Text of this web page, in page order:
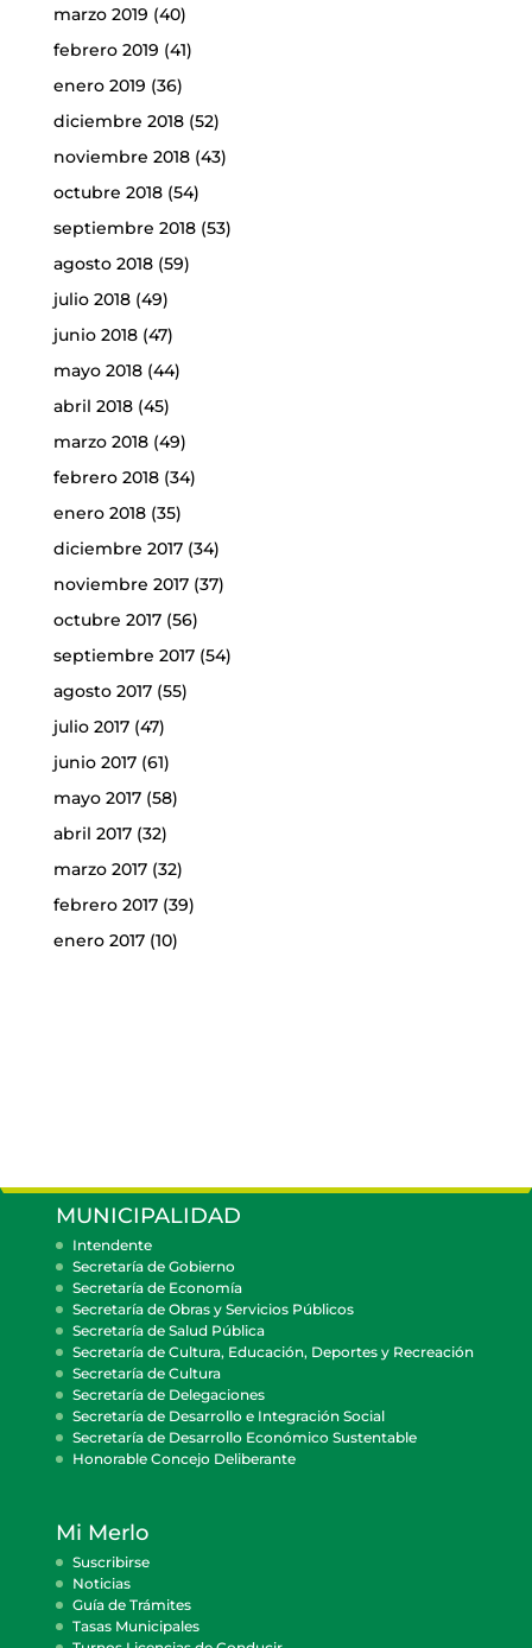
marzo 2019 (40)
febrero 2019 (41)
enero 2019 (36)
diciembre 2018(52)
noviembre 2018(43)
octubre 2018(54)
septiembre 2018(53)
agosto 2018(59)
julio 2018(49)
junio 2018(47)
mayo 2018(44)
abril 2018(45)
marzo 2018(49)
febrero 2018(34)
enero 2018(35)
diciembre 2017(34)
noviembre 2017(37)
octubre 2017(56)
septiembre 2017(54)
agosto 2017(55)
julio 2017(47)
junio 2017(61)
mayo 2017(58)
abril 2017(32)
marzo 2017(32)
febrero 2017(39)
enero 2017(10)
MUNICIPALIDAD
Intendente
Secretaría de Gobierno
Secretaría de Economía
Secretaría de Obras y Servicios Públicos
Secretaría de Salud Pública
Secretaría de Cultura, Educación, Deportes y Recreación
Secretaría de Cultura
Secretaría de Delegaciones
Secretaría de Desarrollo e Integración Social
Secretaría de Desarrollo Económico Sustentable
Honorable Concejo Deliberante
Mi Merlo
Suscribirse
Noticias
Guía de Trámites
Tasas Municipales